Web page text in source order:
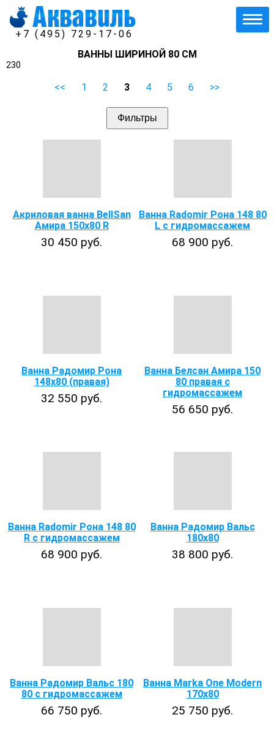
+7 (495) 729-17-06
ВАННЫ ШИРИНОЙ 80 СМ
230
<< 1 2 3 4 5 6 >>
Фильтры
Акриловая ванна BellSan
Амира 150x80 R
30 450 руб.
Ванна Radomir Рона 148 80
L с гидромассажем
68 900 руб.
Ванна Радомир Рона
148x80 (правая)
32 550 руб.
Ванна Белсан Амира 150
80 правая с
гидромассажем
56 650 руб.
Ванна Radomir Рона 148 80
R с гидромассажем
68 900 руб.
Ванна Радомир Вальс
180х80
38 800 руб.
Ванна Радомир Вальс 180
80 с гидромассажем
66 750 руб.
Ванна Marka One Modern
170x80
25 750 руб.